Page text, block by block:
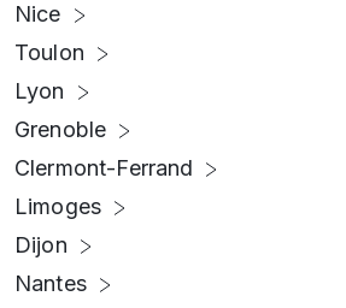
Nice
Toulon
Lyon
Grenoble
Clermont-Ferrand
Limoges
Dijon
Nantes